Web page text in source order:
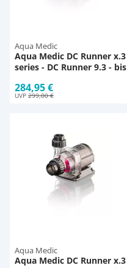
Aqua Medic
Aqua Medic DC Runner x.3
series - DC Runner 9.3 - bis
284,95 €
UVP 299,00 €
Aqua Medic
Aqua Medic DC Runner x.3
Schlauch
Thermometer
Deko
Zubehör
Aqua Illumination
Alle Marken »
Fischfutter Test
D & D Aquarien